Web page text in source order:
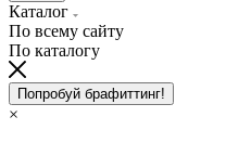
Каталог
По всему сайту
По каталогу
Попробуй брафиттинг!
×